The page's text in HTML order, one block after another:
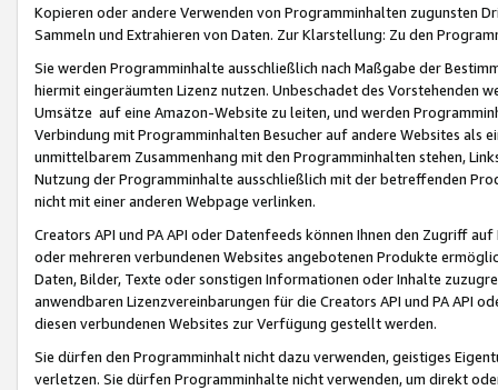
Kopieren oder andere Verwenden von Programminhalten zugunsten
Sammeln und Extrahieren von Daten. Zur Klarstellung: Zu den
Sie werden Programminhalte ausschließlich nach Maßgabe der
hiermit eingeräumten Lizenz nutzen. Unbeschadet des Vorstehenden
Umsätze auf eine Amazon-Website zu leiten, und werden
Verbindung mit Programminhalten Besucher auf andere Websites als
unmittelbarem Zusammenhang mit den Programminhalten stehen,
Nutzung der Programminhalte ausschließlich mit der betreffenden
nicht mit einer anderen Webpage verlinken.
Creators API und PA API oder Datenfeeds können Ihnen den Zugriff
oder mehreren verbundenen Websites angebotenen Produkte
Daten, Bilder, Texte oder sonstigen Informationen oder Inhalte
anwendbaren Lizenzvereinbarungen für die Creators API und PA API
diesen verbundenen Websites zur Verfügung gestellt werden.
Sie dürfen den Programminhalt nicht dazu verwenden, geistiges
verletzen. Sie dürfen Programminhalte nicht verwenden, um direkt